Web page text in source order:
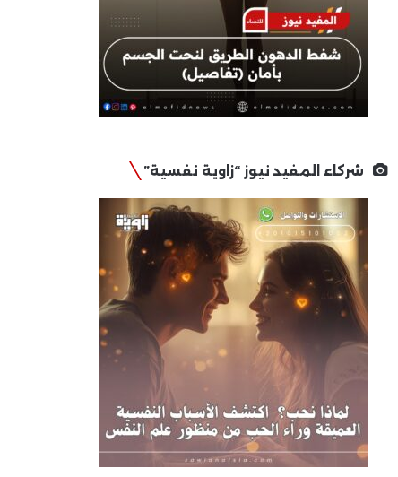
شركاء المفيد نيوز “زاوية نفسية”